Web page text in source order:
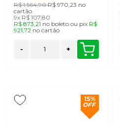
R$ 1.564,90R$ 970,23 no
cartão
9x R$ 107,80
R$ 873,21 no boletoou pix R$
921,72 no cartão
- +
15%
OFF